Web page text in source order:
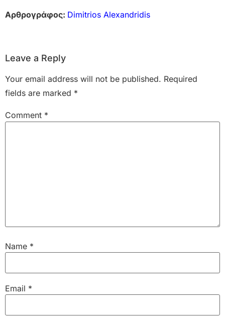
Αρθρογράφος: Dimitrios Alexandridis
Leave a Reply
Your email address will not be published. Required
fields are marked *
Comment *
Name *
Email *